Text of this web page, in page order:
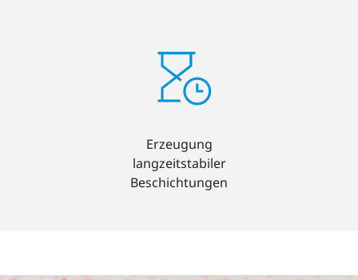
Erzeugung
langzeitstabiler
Beschichtungen